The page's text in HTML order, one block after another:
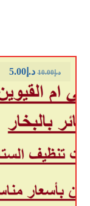
د.إ10.00 د.إ5.00